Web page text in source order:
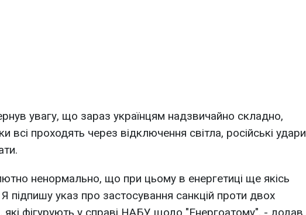
увагу, що зараз українцям надзвичайно складно,
всі проходять через відключення світла, російські удари
ненормально, що при цьому в енергетиці ще якісь
підпишу указ про застосування санкцій проти двох